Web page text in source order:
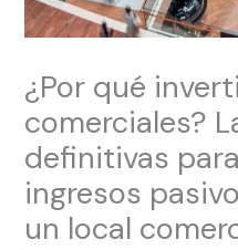
¿Por qué
comerciales?
definitivas
ingresos
un local